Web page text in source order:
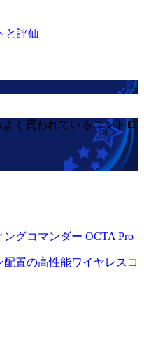
と評価
よく買われているコントロ
グコマンダー OCTA Pro
置の高性能ワイヤレスコ